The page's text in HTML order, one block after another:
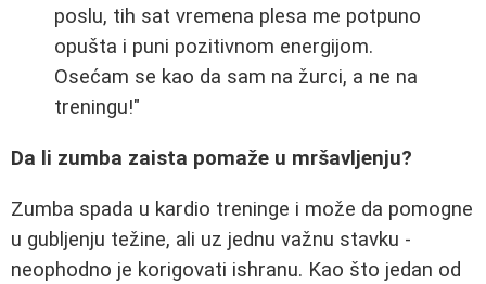
poslu, tih sat vremena plesa me potpuno
opušta i puni pozitivnom energijom.
Osećam se kao da sam na žurci, a ne na
treningu!"
Da li zumba zaista pomaže u mršavljenju?
Zumba spada u kardio treninge i može da pomogne
u gubljenju težine, ali uz jednu važnu stavku -
neophodno je korigovati ishranu. Kao što jedan od